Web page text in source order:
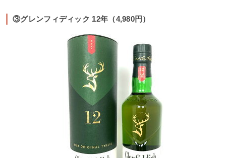
③グレンフィディック 12年（4,980円）